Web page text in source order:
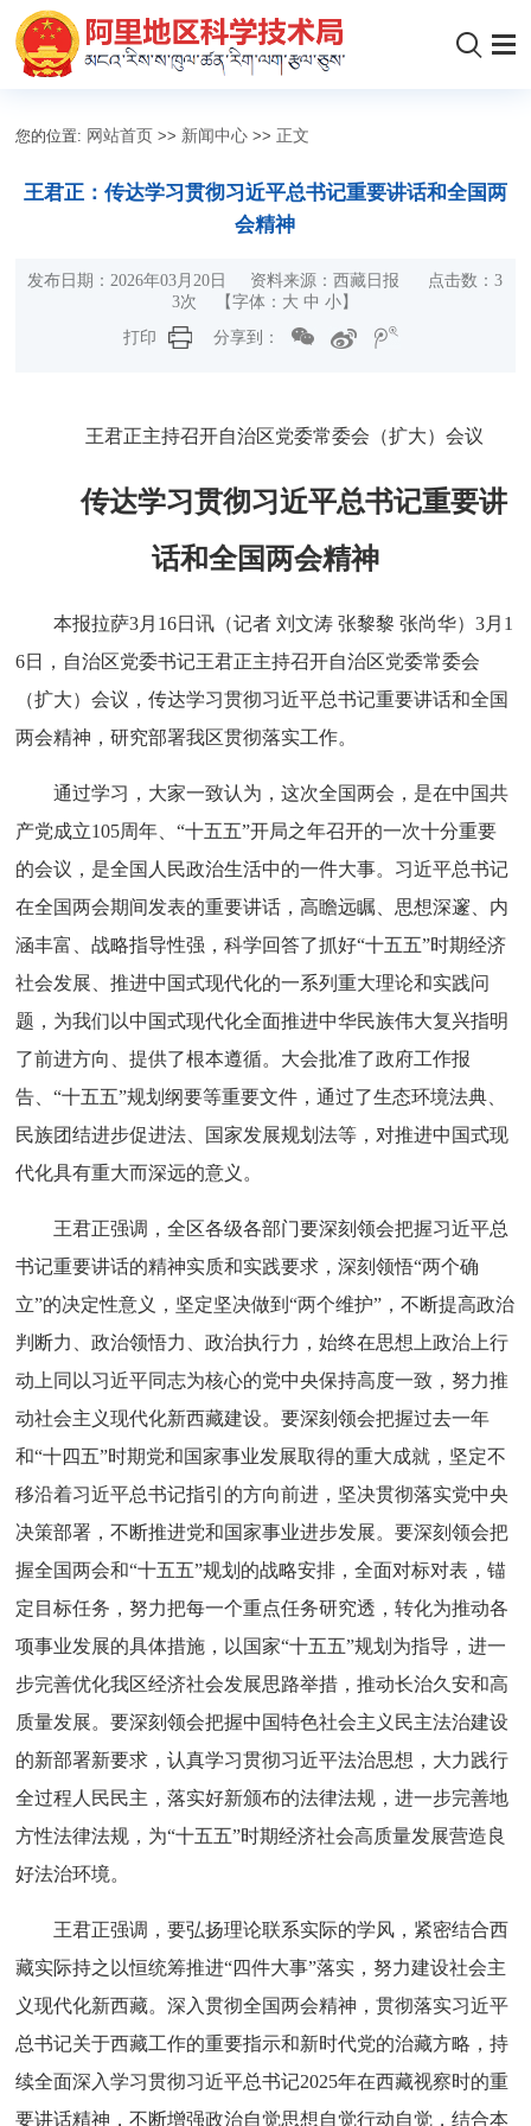
您的位置: 网站首页 >> 新闻中心 >> 正文
王君正：传达学习贯彻习近平总书记重要讲话和全国两
会精神
发布日期：2026年03月20日 资料来源：西藏日报 点击数：3
3次 【字体： 大 中 小 】
打印
分享到：
王君正主持召开自治区党委常委会（扩大）会议
传达学习贯彻习近平总书记重要讲
话和全国两会精神
本报拉萨3月16日讯（记者 刘文涛 张黎黎 张尚华）3月1
6日，自治区党委书记王君正主持召开自治区党委常委会
（扩大）会议，传达学习贯彻习近平总书记重要讲话和全国
两会精神，研究部署我区贯彻落实工作。
通过学习，大家一致认为，这次全国两会，是在中国共
产党成立105周年、“十五五”开局之年召开的一次十分重要
的会议，是全国人民政治生活中的一件大事。习近平总书记
在全国两会期间发表的重要讲话，高瞻远瞩、思想深邃、内
涵丰富、战略指导性强，科学回答了抓好“十五五”时期经济
社会发展、推进中国式现代化的一系列重大理论和实践问
题，为我们以中国式现代化全面推进中华民族伟大复兴指明
了前进方向、提供了根本遵循。大会批准了政府工作报
告、“十五五”规划纲要等重要文件，通过了生态环境法典、
民族团结进步促进法、国家发展规划法等，对推进中国式现
代化具有重大而深远的意义。
王君正强调，全区各级各部门要深刻领会把握习近平总
书记重要讲话的精神实质和实践要求，深刻领悟“两个确
立”的决定性意义，坚定坚决做到“两个维护”，不断提高政治
判断力、政治领悟力、政治执行力，始终在思想上政治上行
动上同以习近平同志为核心的党中央保持高度一致，努力推
动社会主义现代化新西藏建设。要深刻领会把握过去一年
和“十四五”时期党和国家事业发展取得的重大成就，坚定不
移沿着习近平总书记指引的方向前进，坚决贯彻落实党中央
决策部署，不断推进党和国家事业进步发展。要深刻领会把
握全国两会和“十五五”规划的战略安排，全面对标对表，锚
定目标任务，努力把每一个重点任务研究透，转化为推动各
项事业发展的具体措施，以国家“十五五”规划为指导，进一
步完善优化我区经济社会发展思路举措，推动长治久安和高
质量发展。要深刻领会把握中国特色社会主义民主法治建设
的新部署新要求，认真学习贯彻习近平法治思想，大力践行
全过程人民民主，落实好新颁布的法律法规，进一步完善地
方性法律法规，为“十五五”时期经济社会高质量发展营造良
好法治环境。
王君正强调，要弘扬理论联系实际的学风，紧密结合西
藏实际持之以恒统筹推进“四件大事”落实，努力建设社会主
义现代化新西藏。深入贯彻全国两会精神，贯彻落实习近平
总书记关于西藏工作的重要指示和新时代党的治藏方略，持
续全面深入学习贯彻习近平总书记2025年在西藏视察时的重
要讲话精神，不断增强政治自觉思想自觉行动自觉，结合本